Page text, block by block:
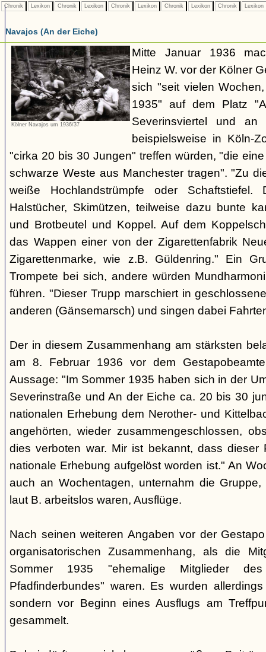
Chronik Lexikon Chronik Lexikon Chronik Lexikon Chronik Lexikon Chronik Lexikon
Navajos (An der Eiche)
Kölner Navajos um 1936/37
Mitte Januar 1936
Heinz W. vor der Kölner
sich "seit vielen
1935" auf dem Platz
Severinsviertel und
beispielsweise in Köln-
"cirka 20 bis 30 Jungen" treffen würden, "die
schwarze Weste aus Manchester tragen". "Zu
weiße Hochlandstrümpfe oder
Halstücher, Skimützen, teilweise dazu bunte
und Brotbeutel und Koppel. Auf dem
das Wappen einer von der Zigarettenfabrik
Zigarettenmarke, wie z.B. Güldenring." Ein
Trompete bei sich, andere würden
führen. "Dieser Trupp marschiert in
anderen (Gänsemarsch) und singen dabei
Der in diesem Zusammenhang am stärksten
am 8. Februar 1936 vor dem
Aussage: "Im Sommer 1935 haben sich in der
Severinstraße und An der Eiche ca. 20 bis 30
nationalen Erhebung dem Nerother- und
angehörten, wieder zusammengeschlossen,
dies verboten war. Mir ist bekannt, dass dieser
nationale Erhebung aufgelöst worden ist." An
auch an Wochentagen, unternahm die
laut B. arbeitslos waren, Ausflüge.
Nach seinen weiteren Angaben vor der
organisatorischen Zusammenhang, als die
Sommer 1935 "ehemalige Mitglieder
Pfadfinderbundes" waren. Es wurden
sondern vor Beginn eines Ausflugs am
gesammelt.